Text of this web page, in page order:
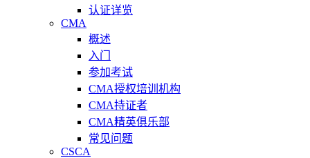
认证详览
CMA
概述
入门
参加考试
CMA授权培训机构
CMA持证者
CMA精英俱乐部
常见问题
CSCA